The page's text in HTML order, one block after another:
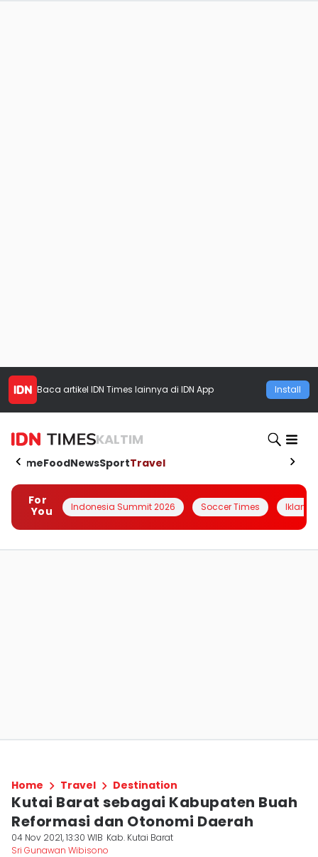
Baca artikel IDN Times lainnya di IDN App Install
KALTIM
HomeFoodNewsSportTravel
For
You
Indonesia Summit 2026 Soccer Times Iklanin
Home Travel Destination
Kutai Barat sebagai Kabupaten Buah
Reformasi dan Otonomi Daerah
04 Nov 2021, 13:30 WIB Kab. Kutai Barat
Sri Gunawan Wibisono